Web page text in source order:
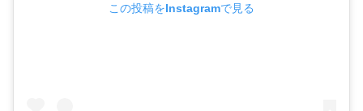
この投稿をInstagramで見る